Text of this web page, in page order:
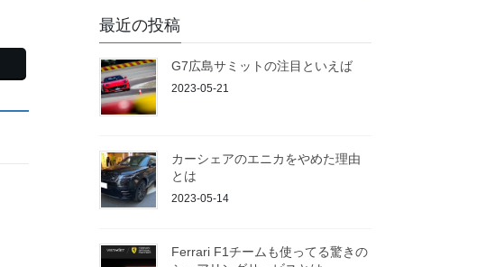
最近の投稿
G7広島サミットの注目といえば
2023-05-21
カーシェアのエニカをやめた理由
とは
2023-05-14
Ferrari F1チームも使ってる驚きの